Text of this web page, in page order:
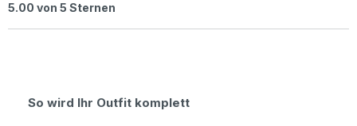
Durchschnittliche Bewertung von 5 von 5 Sternen
5.00 von 5 Sternen
Produktgalerie überspringen
So wird Ihr Outfit komplett